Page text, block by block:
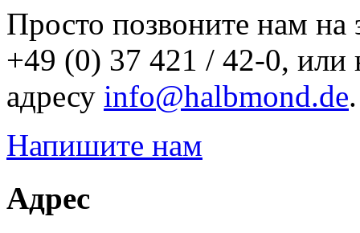
Просто позвоните нам на
+49 (0) 37 421 / 42-­0, или
адресу info@halbmond.de.
Напишите нам
Адрес